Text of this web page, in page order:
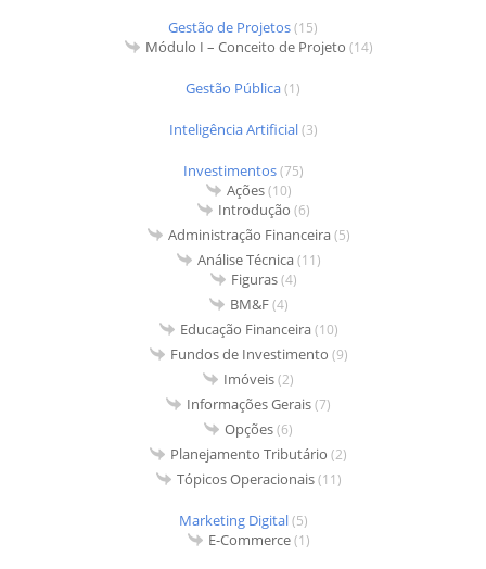
Gestão de Projetos(15)
Módulo I – Conceito de Projeto (14)
Gestão Pública(1)
Inteligência Artificial(3)
Investimentos(75)
Ações(10)
Introdução (6)
Administração Financeira(5)
Análise Técnica(11)
Figuras(4)
BM&F(4)
Educação Financeira(10)
Fundos de Investimento (9)
Imóveis(2)
Informações Gerais(7)
Opções(6)
Planejamento Tributário (2)
Tópicos Operacionais(11)
Marketing Digital(5)
E-Commerce(1)